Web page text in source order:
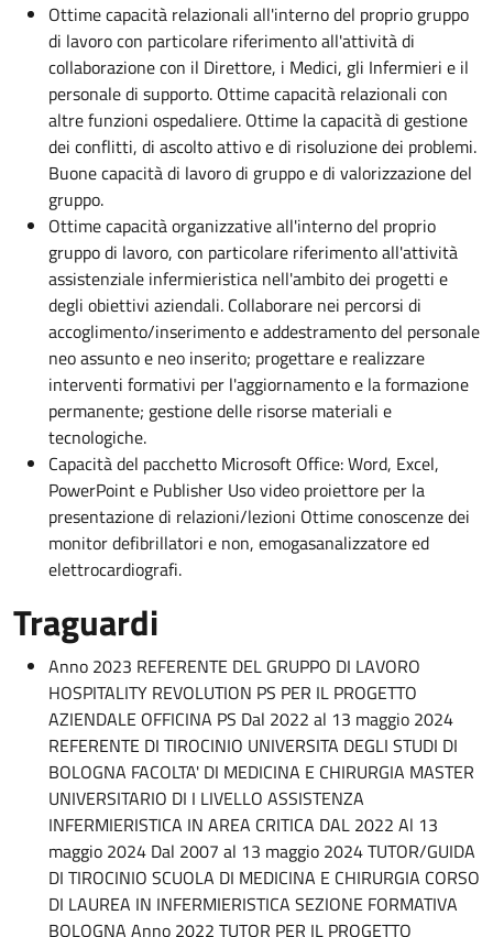
Ottime capacità relazionali all'interno del proprio gruppo
di lavoro con particolare riferimento all'attività di
collaborazione con il Direttore, i Medici, gli Infermieri e il
personale di supporto. Ottime capacità relazionali con
altre funzioni ospedaliere. Ottime la capacità di gestione
dei conflitti, di ascolto attivo e di risoluzione dei problemi.
Buone capacità di lavoro di gruppo e di valorizzazione del
gruppo.
Ottime capacità organizzative all'interno del proprio
gruppo di lavoro, con particolare riferimento all'attività
assistenziale infermieristica nell'ambito dei progetti e
degli obiettivi aziendali. Collaborare nei percorsi di
accoglimento/inserimento e addestramento del personale
neo assunto e neo inserito; progettare e realizzare
interventi formativi per l'aggiornamento e la formazione
permanente; gestione delle risorse materiali e
tecnologiche.
Capacità del pacchetto Microsoft Office: Word, Excel,
PowerPoint e Publisher Uso video proiettore per la
presentazione di relazioni/lezioni Ottime conoscenze dei
monitor defibrillatori e non, emogasanalizzatore ed
elettrocardiografi.
Traguardi
Anno 2023 REFERENTE DEL GRUPPO DI LAVORO
HOSPITALITY REVOLUTION PS PER IL PROGETTO
AZIENDALE OFFICINA PS Dal 2022 al 13 maggio 2024
REFERENTE DI TIROCINIO UNIVERSITA DEGLI STUDI DI
BOLOGNA FACOLTA' DI MEDICINA E CHIRURGIA MASTER
UNIVERSITARIO DI I LIVELLO ASSISTENZA
INFERMIERISTICA IN AREA CRITICA DAL 2022 Al 13
maggio 2024 Dal 2007 al 13 maggio 2024 TUTOR/GUIDA
DI TIROCINIO SCUOLA DI MEDICINA E CHIRURGIA CORSO
DI LAUREA IN INFERMIERISTICA SEZIONE FORMATIVA
BOLOGNA Anno 2022 TUTOR PER IL PROGETTO